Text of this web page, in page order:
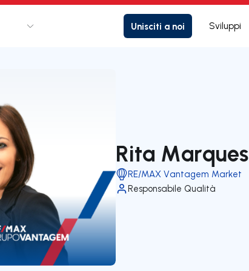
Unisciti a noi Sviluppi
Rita Marques
RE/MAX Vantagem Market
Responsabile Qualità